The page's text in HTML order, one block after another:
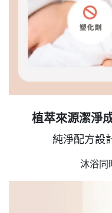
植萃來源潔淨
純淨配方設
沐浴同